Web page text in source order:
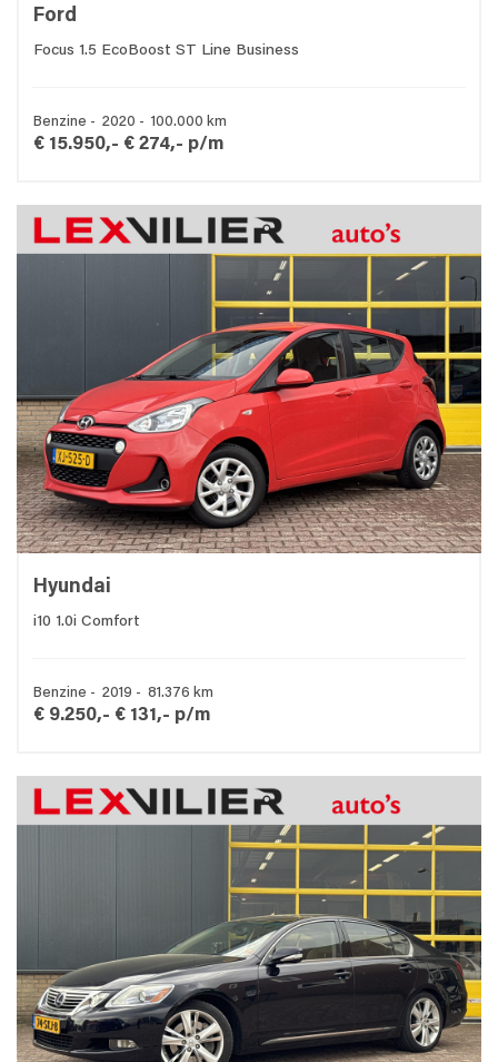
Ford
Focus 1.5 EcoBoost ST Line Business
Benzine - 2020 - 100.000 km
€ 15.950,- € 274,- p/m
Hyundai
i10 1.0i Comfort
Benzine - 2019 - 81.376 km
€ 9.250,- € 131,- p/m